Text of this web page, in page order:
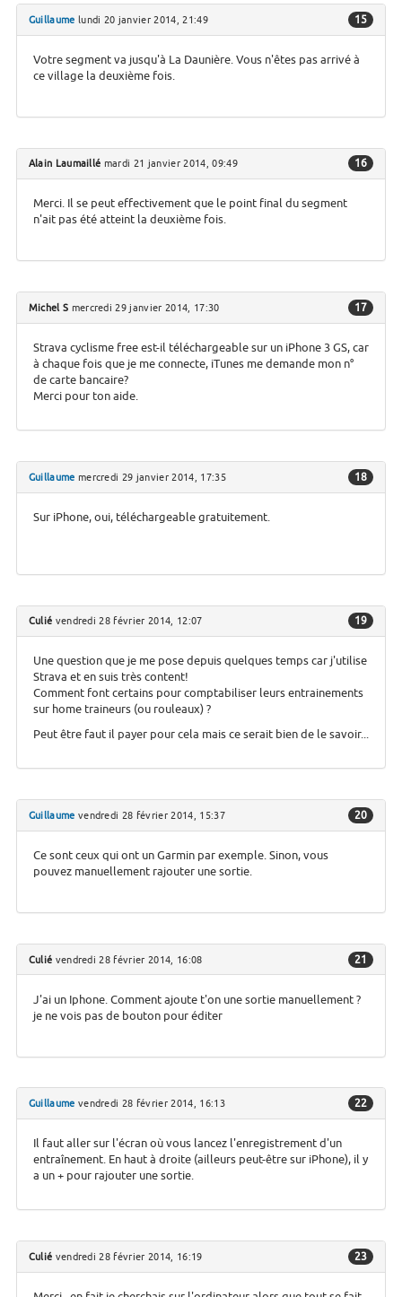
Guillaume lundi 20 janvier 2014, 21:49 15
Votre segment va jusqu'à La Daunière. Vous n'êtes pas arrivé à
ce village la deuxième fois.
Alain Laumaillé mardi 21 janvier 2014, 09:49 16
Merci. Il se peut effectivement que le point final du segment
n'ait pas été atteint la deuxième fois.
Michel S mercredi 29 janvier 2014, 17:30 17
Strava cyclisme free est-il téléchargeable sur un iPhone 3 GS, car
à chaque fois que je me connecte, iTunes me demande mon n°
de carte bancaire?
Merci pour ton aide.
Guillaume mercredi 29 janvier 2014, 17:35 18
Sur iPhone, oui, téléchargeable gratuitement.
Culié vendredi 28 février 2014, 12:07 19
Une question que je me pose depuis quelques temps car j'utilise
Strava et en suis très content!
Comment font certains pour comptabiliser leurs entrainements
sur home traineurs (ou rouleaux) ?
Peut être faut il payer pour cela mais ce serait bien de le savoir...
Guillaume vendredi 28 février 2014, 15:37 20
Ce sont ceux qui ont un Garmin par exemple. Sinon, vous
pouvez manuellement rajouter une sortie.
Culié vendredi 28 février 2014, 16:08 21
J'ai un Iphone. Comment ajoute t'on une sortie manuellement ?
je ne vois pas de bouton pour éditer
Guillaume vendredi 28 février 2014, 16:13 22
Il faut aller sur l'écran où vous lancez l'enregistrement d'un
entraînement. En haut à droite (ailleurs peut-être sur iPhone), il y
a un + pour rajouter une sortie.
Culié vendredi 28 février 2014, 16:19 23